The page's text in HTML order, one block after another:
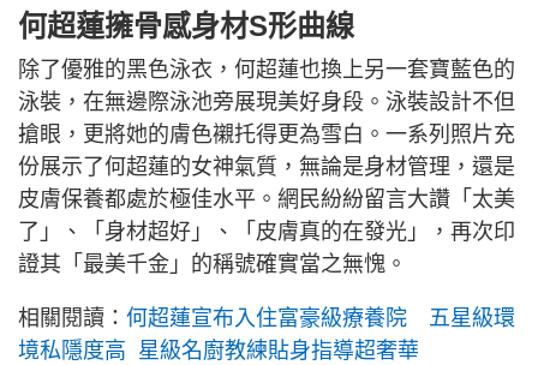
何超蓮擁骨感身材S形曲線
除了優雅的黑色泳衣，何超蓮也換上另一套寶藍色的
泳裝，在無邊際泳池旁展現美好身段。泳裝設計不但
搶眼，更將她的膚色襯托得更為雪白。一系列照片充
份展示了何超蓮的女神氣質，無論是身材管理，還是
皮膚保養都處於極佳水平。網民紛紛留言大讚「太美
了」、「身材超好」、「皮膚真的在發光」，再次印
證其「最美千金」的稱號確實當之無愧。
相關閱讀： 何超蓮宣布入住富豪級療養院 五星級環
境私隱度高 星級名廚教練貼身指導超奢華